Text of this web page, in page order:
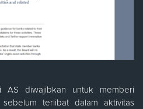
AS diwajibkan untuk memberi
terlibat dalam aktivitas